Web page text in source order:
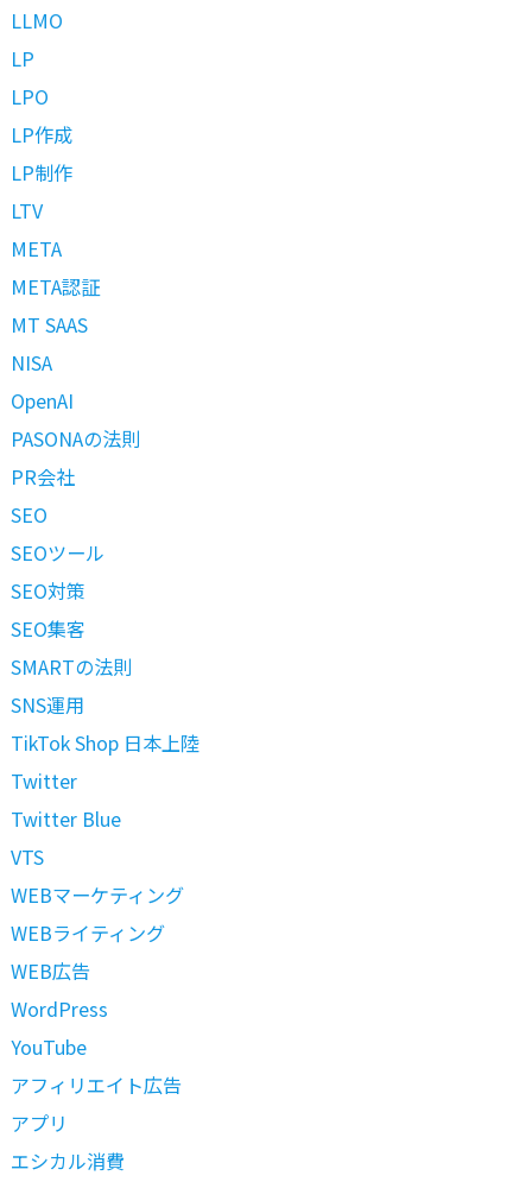
LLMO
LP
LPO
LP作成
LP制作
LTV
META
META認証
MT SAAS
NISA
OpenAI
PASONAの法則
PR会社
SEO
SEOツール
SEO対策
SEO集客
SMARTの法則
SNS運用
TikTok Shop 日本上陸
Twitter
Twitter Blue
VTS
WEBマーケティング
WEBライティング
WEB広告
WordPress
YouTube
アフィリエイト広告
アプリ
エシカル消費